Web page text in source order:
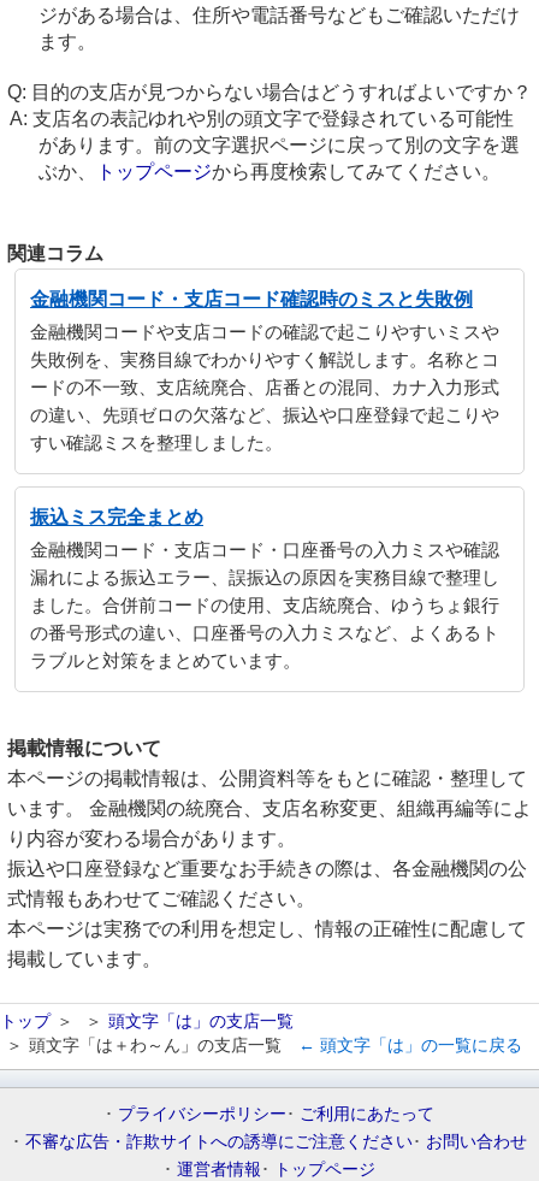
ジがある場合は、住所や電話番号などもご確認いただけ
ます。
目的の支店が見つからない場合はどうすればよいですか？
支店名の表記ゆれや別の頭文字で登録されている可能性
があります。前の文字選択ページに戻って別の文字を選
ぶか、
トップページから再度検索してみてください。
関連コラム
金融機関コード・支店コード確認時のミスと失敗例
金融機関コードや支店コードの確認で起こりやすいミスや
失敗例を、実務目線でわかりやすく解説します。名称とコ
ードの不一致、支店統廃合、店番との混同、カナ入力形式
の違い、先頭ゼロの欠落など、振込や口座登録で起こりや
すい確認ミスを整理しました。
振込ミス完全まとめ
金融機関コード・支店コード・口座番号の入力ミスや確認
漏れによる振込エラー、誤振込の原因を実務目線で整理し
ました。合併前コードの使用、支店統廃合、ゆうちょ銀行
の番号形式の違い、口座番号の入力ミスなど、よくあるト
ラブルと対策をまとめています。
掲載情報について
本ページの掲載情報は、公開資料等をもとに確認・整理して
います。 金融機関の統廃合、支店名称変更、組織再編等によ
り内容が変わる場合があります。
振込や口座登録など重要なお手続きの際は、各金融機関の公
式情報もあわせてご確認ください。
本ページは実務での利用を想定し、情報の正確性に配慮して
掲載しています。
トップ
頭文字「は」の支店一覧
頭文字「は＋わ～ん」の支店一覧
← 頭文字「は」の一覧に戻る
プライバシーポリシー
ご利用にあたって
不審な広告・詐欺サイトへの誘導にご注意ください
お問い合わせ
運営者情報
トップページ